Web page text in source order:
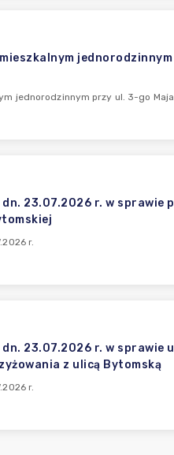
jednorodzinnym przy ul. 3-go Maja
dn. 23.07.2026 r. w
r.
dn. 23.07.2026 r. w
z ulicą Bytomską
r.